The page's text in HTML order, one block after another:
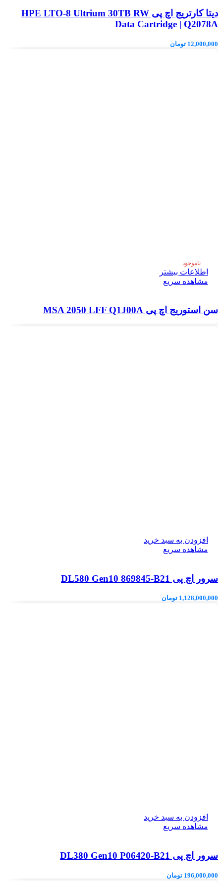
دیتا کارتریج اچ پی HPE LTO‑8 Ultrium 30TB RW
Data Cartridge | Q2078A
12,000,000 تومان
ناموجود
اطلاعات بیشتر
مشاهده سریع
سن استوریج اچ پی MSA 2050 LFF Q1J00A
افزودن به سبد خرید
مشاهده سریع
سرور اچ پی DL580 Gen10 869845-B21
1,128,000,000 تومان
افزودن به سبد خرید
مشاهده سریع
سرور اچ پی DL380 Gen10 P06420-B21
196,000,000 تومان